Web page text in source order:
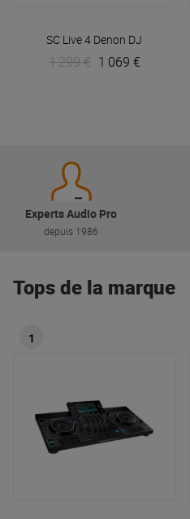
SC Live 4 Denon DJ
1 299 € 1 069 €
Experts Audio Pro
depuis 1986
Tops de la marque
1